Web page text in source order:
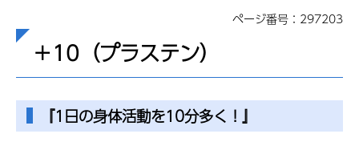
ページ番号：297203
＋10（プラステン）
『1日の身体活動を10分多く！』